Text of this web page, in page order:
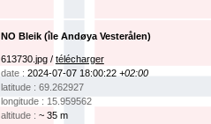
NO Bleik (île Andøya Vesterålen)
613730.jpg / télécharger
date : 2024-07-07 18:00:22 +02:00
latitude : 69.262927
longitude : 15.959562
altitude : ~ 35 m